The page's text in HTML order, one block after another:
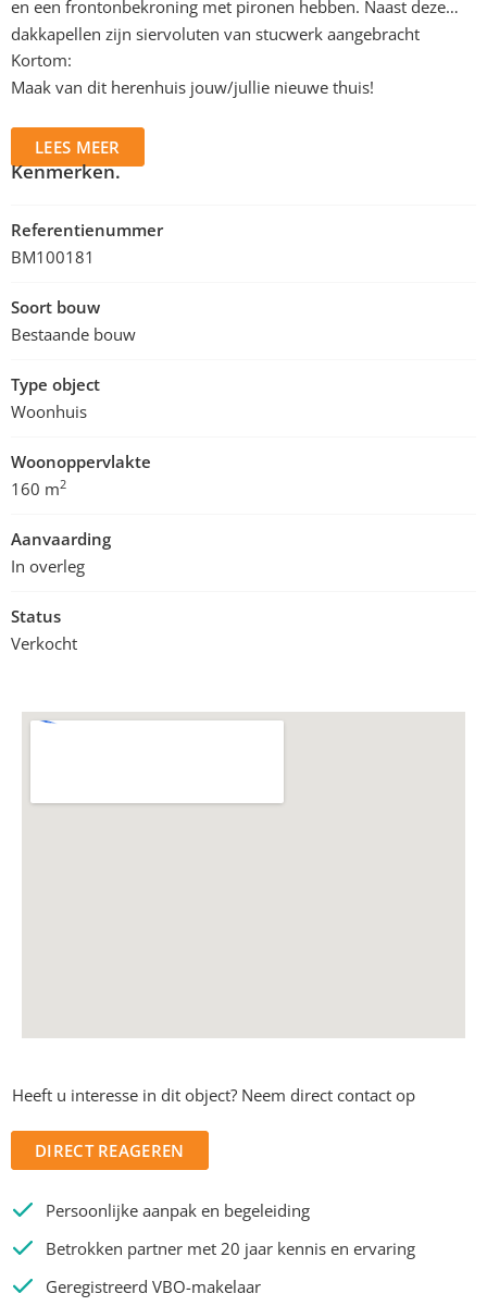
en een frontonbekroning met pironen hebben. Naast deze
dakkapellen zijn siervoluten van stucwerk aangebracht
Kortom:
Maak van dit herenhuis jouw/jullie nieuwe thuis!
LEES MEER
Kenmerken.
Referentienummer
BM100181
Soort bouw
Bestaande bouw
Type object
Woonhuis
Woonoppervlakte
160 m2
Aanvaarding
In overleg
Status
Verkocht
Heeft u interesse in dit object? Neem direct contact op
DIRECT REAGEREN
Persoonlijke aanpak en begeleiding
Betrokken partner met 20 jaar kennis en ervaring
Geregistreerd VBO-makelaar